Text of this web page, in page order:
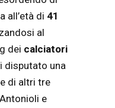
all’età di 41
al
dei calciatori
disputato una
di altri tre
e